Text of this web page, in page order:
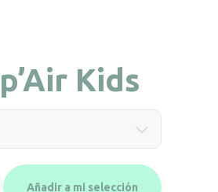
Kids
Añadir a mi selección